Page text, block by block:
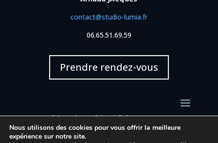
contact@studio-lumia.fr
06.65.51.69.59
Prendre rendez-vous
Politique de confidentialité &CGU&CGV
Nous utilisons des cookies pour vous offrir la meilleure
expérience sur notre site.